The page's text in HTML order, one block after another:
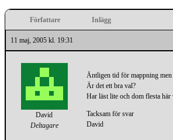
Författare Inlägg
11 maj, 2005 kl. 19:31
David
Deltagare
Äntligen tid för mappning
Är det ett bra val?
Har läst lite och dom flesta
Tacksam för svar
David